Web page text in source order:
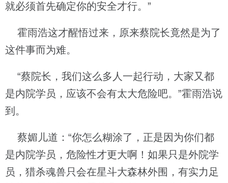
就必须首先确定你的安全才行。”
霍雨浩这才醒悟过来，原来蔡院长竟然是为了
这件事而为难。
“蔡院长，我们这么多人一起行动，大家又都
是内院学员，应该不会有太大危险吧。”霍雨浩说
到。
蔡媚儿道：“你怎么糊涂了，正是因为你们都
是内院学员，危险性才更大啊！如果只是外院学
员，猎杀魂兽只会在星斗大森林外围，有实力足